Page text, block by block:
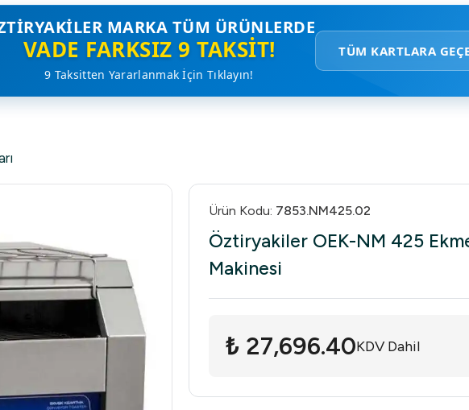
MARKA TÜM ÜRÜNLERDE
VADE FARKSIZ 9 TAKSIT!
9 Taksitten Yararlanmak İçin Tıklayın!
TÜM KARTLARA
Ürün Kodu: 7853.NM425.02
Öztiryakiler OEK-NM 425
Makinesi
₺ 27,696.40KDV Dahil